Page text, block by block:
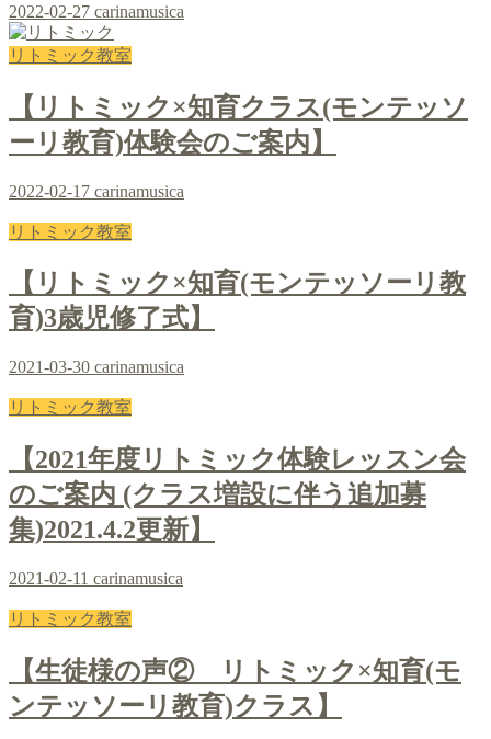
2022-02-27 carinamusica
リトミック教室
【リトミック×知育クラス(モンテッソ
ーリ教育)体験会のご案内】
2022-02-17 carinamusica
リトミック教室
【リトミック×知育(モンテッソーリ教
育)3歳児修了式】
2021-03-30 carinamusica
リトミック教室
【2021年度リトミック体験レッスン会
のご案内 (クラス増設に伴う追加募
集)2021.4.2更新】
2021-02-11 carinamusica
リトミック教室
【生徒様の声② リトミック×知育(モ
ンテッソーリ教育)クラス】